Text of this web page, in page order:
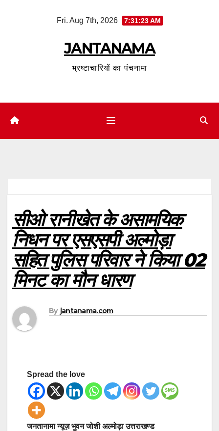
Fri. Aug 7th, 2026 7:31:24 AM
JANTANAMA
भ्रष्टाचारियों का पंचनामा
सीओ रानीखेत के असामयिक
निधन पर एसएसपी अल्मोड़ा
सहित पुलिस परिवार ने किया 02
मिनट का मौन धारण
By jantanama.com
Spread the love
जनतानामा न्यूज़ भुवन जोशी अल्मोड़ा उत्तराखण्ड